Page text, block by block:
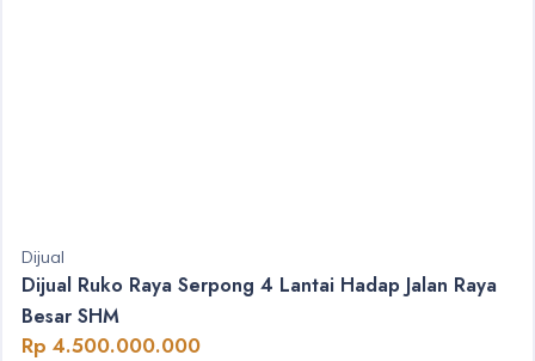
Dijual
Dijual Ruko Raya Serpong 4 Lantai Hadap Jalan Raya
Besar SHM
Rp 4.500.000.000